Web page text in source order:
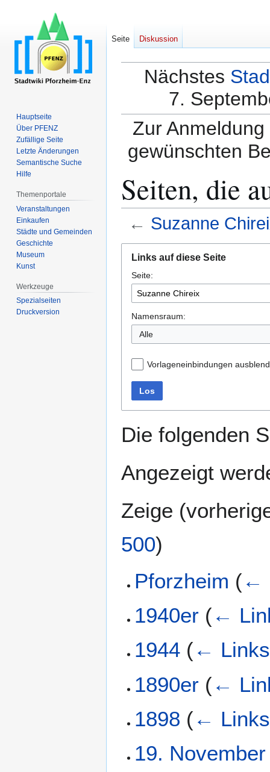
Nächstes
7.
Zur
gewünschten
Seiten, die
← Suzanne
Navigation
springen
Suche
springen
Links auf diese Seite
Seite:
Namensraum:
Alle
Vorlageneinbindungen
Los
Die folgenden
Angezeigt
Zeige (
500)
Pforzheim (←
1940er (←
1944 (← Links
1890er (←
1898 (← Links
19. November
Seite Diskussion
Hauptseite
Über PFENZ
Zufällige Seite
Letzte Änderungen
Semantische Suche
Hilfe
Themenportale
Veranstaltungen
Einkaufen
Städte und Gemeinden
Geschichte
Museum
Kunst
Werkzeuge
Spezialseiten
Druckversion